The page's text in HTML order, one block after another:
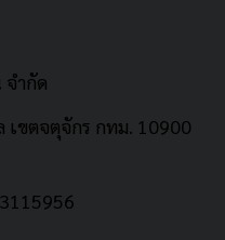
ำกัด
ขตจตุจักร กทม. 10900